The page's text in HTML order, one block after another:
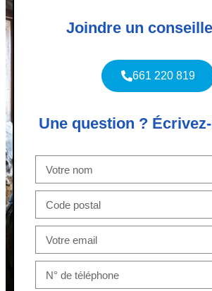
Joindre un
661 220 819
Une question ?